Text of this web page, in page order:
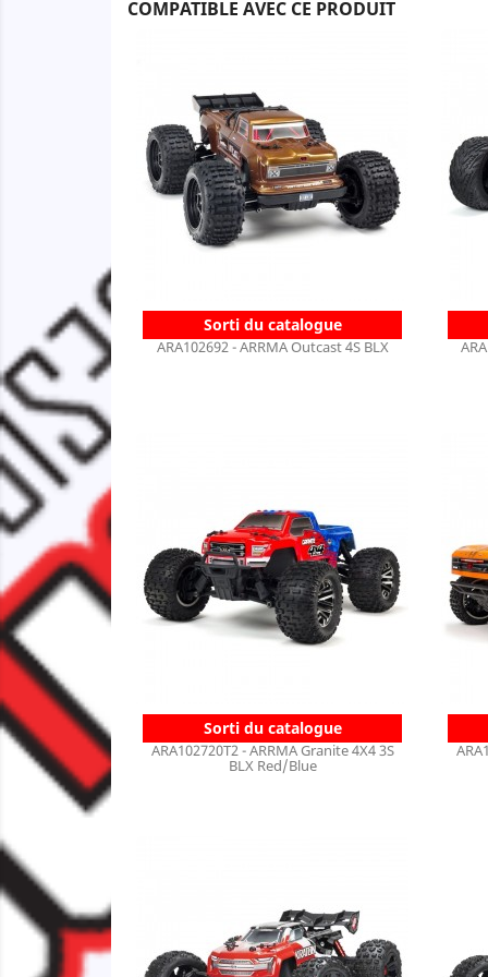
COMPATIBLE AVEC CE PRODUIT
Sorti du catalogue
ARA102692 - ARRMA Outcast 4S BLX
Sorti du catalogue
ARA102720T2 - ARRMA Granite 4X4 3S
BLX Red/Blue